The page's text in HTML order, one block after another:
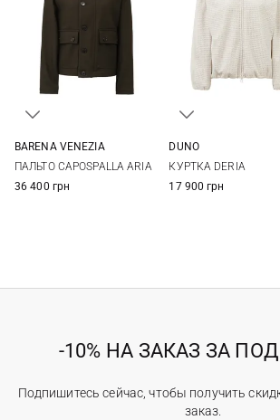
BARENA VENEZIA
ПАЛЬТО CAPOSPALLA ARIA
36 400 грн
DUNO
КУРТКА DERIA
17 900 грн
-10% НА ЗАКАЗ ЗА
Подпишитесь сейчас, чтобы получить
заказ.